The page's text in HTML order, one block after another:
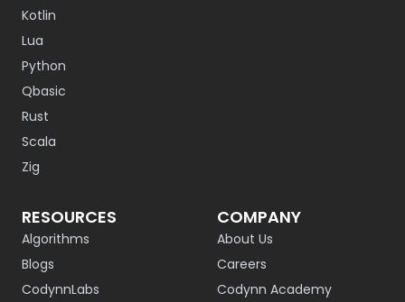
Kotlin
Lua
Python
Qbasic
Rust
Scala
Zig
RESOURCES
Algorithms
Blogs
CodynnLabs
COMPANY
About Us
Careers
Codynn Academy